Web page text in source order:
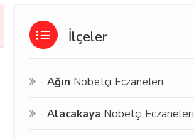
İlçeler
Ağın Nöbetçi Eczaneleri
Alacakaya Nöbetçi Eczaneleri